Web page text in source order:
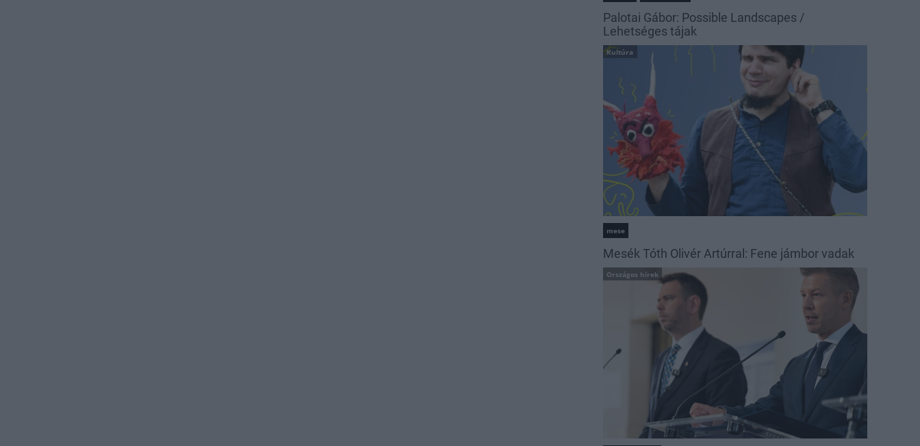
Palotai Gábor: Possible Landscapes /
Lehetséges tájak
Kultúra
mese
Mesék Tóth Olivér Artúrral: Fene jámbor vadak
Országos hírek